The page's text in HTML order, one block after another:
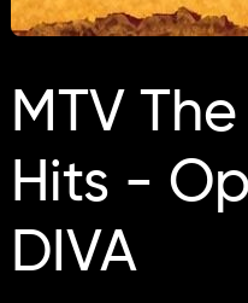
MTV
Hits -
DIVA